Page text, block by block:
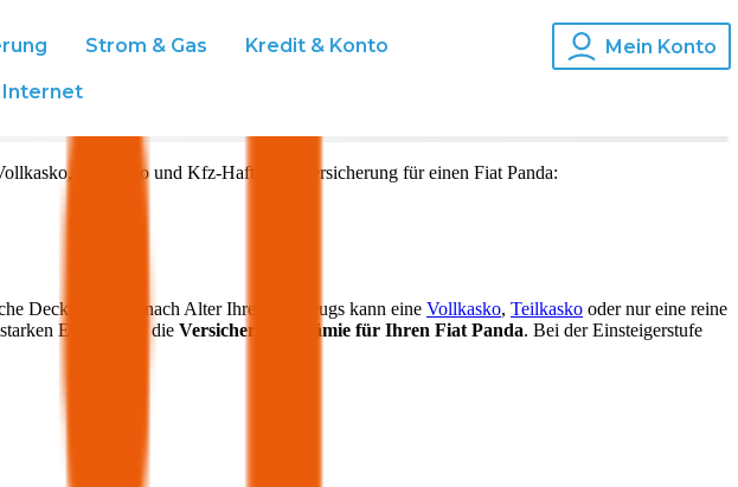
Strom & Gas Kredit & Konto
Internet
Mein Konto
Teilkasko und Kfz-Haftpflichtversicherung für einen Fiat Panda:
Deckungen. Je nach Alter Ihres Fahrzeugs kann eine Vollkasko, Teilkasko oder nur eine reine
Einfluss auf die Versicherungsprämie für Ihren Fiat Panda. Bei der Einsteigerstufe